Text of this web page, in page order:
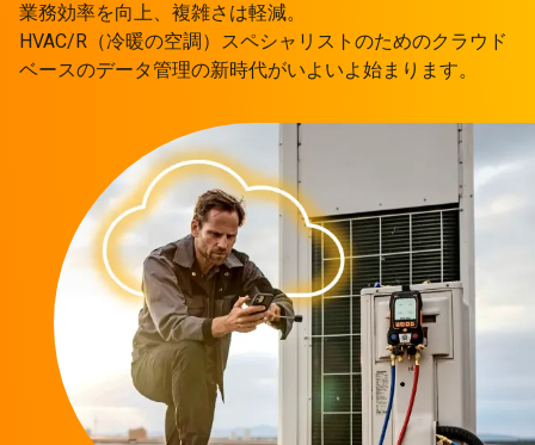
業務効率を向上、複雑さは軽減。
HVAC/R（冷暖の空調）スペシャリストのためのクラウド
ベースのデータ管理の新時代がいよいよ始まります。